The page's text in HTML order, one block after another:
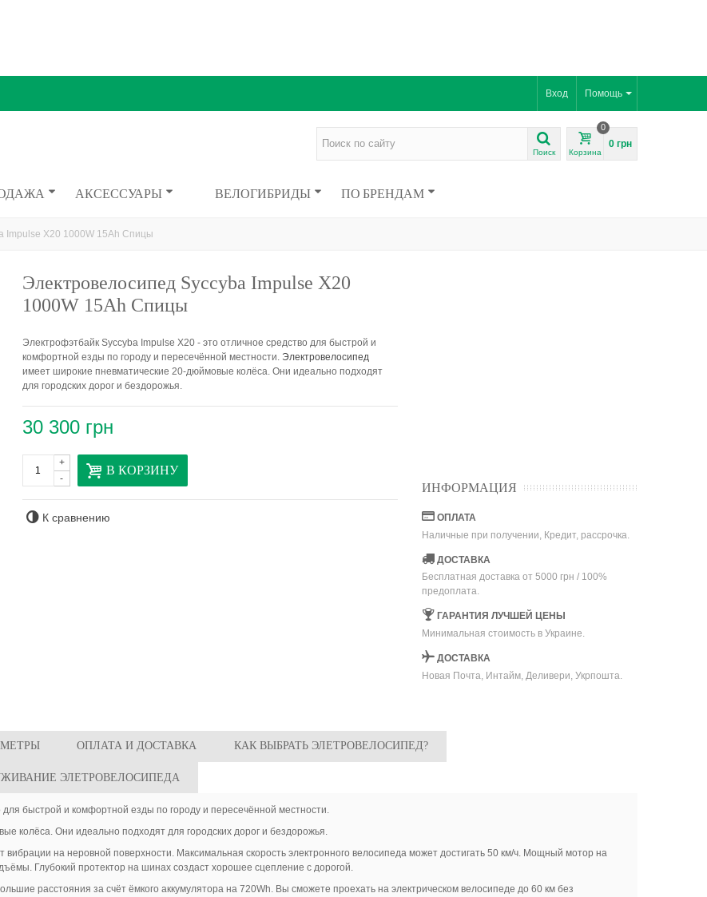
Помощь
Вход
Поиск Корзина
0
0 грн
АКСЕССУАРЫ ВЕЛОГИБРИДЫ ПО БРЕНДАМ
Impulse X20 1000W 15Ah Спицы
Электровелосипед Syccyba Impulse X20
1000W 15Ah Спицы
Электрофэтбайк Syccyba Impulse X20 - это отличное средство для быстрой и
комфортной езды по городу и пересечённой местности. Электровелосипед
имеет широкие пневматические 20-дюймовые колёса. Они идеально подходят
для городских дорог и бездорожья.
30 300 грн
-
+ В КОРЗИНУ
К сравнению
ИНФОРМАЦИЯ
ОПЛАТА
Наличные при получении, Кредит, рассрочка.
ДОСТАВКА
Бесплатная доставка от 5000 грн / 100%
предоплата.
ГАРАНТИЯ ЛУЧШЕЙ ЦЕНЫ
Минимальная стоимость в Украине.
ДОСТАВКА
Новая Почта, Интайм, Деливери, Укрпошта.
ОПЛАТА И ДОСТАВКА КАК ВЫБРАТЬ ЭЛЕТРОВЕЛОСИПЕД?
ЭЛЕТРОВЕЛОСИПЕДА
быстрой и комфортной езды по городу и пересечённой местности.
колёса. Они идеально подходят для городских дорог и бездорожья.
на неровной поверхности. Максимальная скорость электронного велосипеда может достигать 50 км/ч. Мощный мотор на
Глубокий протектор на шинах создаст хорошее сцепление с дорогой.
расстояния за счёт ёмкого аккумулятора на 720Wh. Вы сможете проехать на электрическом велосипеде до 60 км без